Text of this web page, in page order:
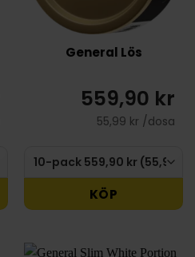
General Lös
559,90 kr
55,99 kr /dosa
KÖP